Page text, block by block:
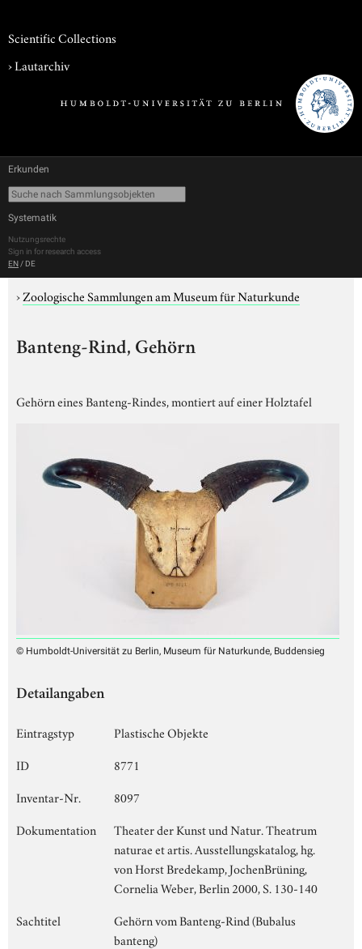
Scientific Collections
›Lautarchiv
Erkunden
Systematik
Nutzungsrechte
Sign in for research access
EN / DE
›Zoologische Sammlungen am Museum für Naturkunde
Banteng-Rind, Gehörn
Gehörn eines Banteng-Rindes, montiert auf einer Holztafel
© Humboldt-Universität zu Berlin, Museum für Naturkunde, Buddensieg
Detailangaben
Eintragstyp
Plastische Objekte
ID
8771
Inventar-Nr.
8097
Dokumentation
Theater der Kunst und Natur. Theatrum
naturae et artis. Ausstellungskatalog, hg.
von Horst Bredekamp, JochenBrüning,
Cornelia Weber, Berlin 2000, S. 130-140
Sachtitel
Gehörn vom Banteng-Rind (Bubalus
banteng)